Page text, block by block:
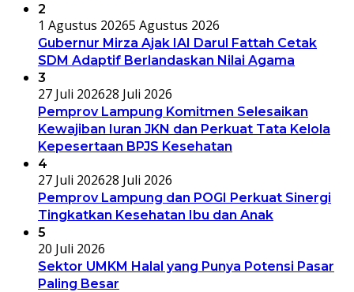
2
1 Agustus 20265 Agustus 2026
Gubernur Mirza Ajak IAI Darul Fattah Cetak
SDM Adaptif Berlandaskan Nilai Agama
3
27 Juli 202628 Juli 2026
Pemprov Lampung Komitmen Selesaikan
Kewajiban Iuran JKN dan Perkuat Tata Kelola
Kepesertaan BPJS Kesehatan
4
27 Juli 202628 Juli 2026
Pemprov Lampung dan POGI Perkuat Sinergi
Tingkatkan Kesehatan Ibu dan Anak
5
20 Juli 2026
Sektor UMKM Halal yang Punya Potensi Pasar
Paling Besar